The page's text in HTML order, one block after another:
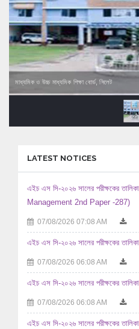
মাধ্যমিক ও উচ্চ মাধ্যমিক শিক্ষা বোর্ড, সিলেট
LATEST NOTICES
এইচ এস সি-২০২৬ সালের পরীক্ষকের
Management 2nd Paper -287)
07/08/2026 07:08 AM
এইচ এস সি-২০২৬ সালের পরীক্ষকের
07/08/2026 06:08 AM
এইচ এস সি-২০২৬ সালের পরীক্ষকের
07/08/2026 06:08 AM
এইচ এস সি-২০২৬ সালের পরীক্ষকের